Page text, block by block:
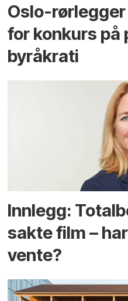
Oslo-
for konkurs på
byråkrati
Innlegg:
sakte film –
vente?